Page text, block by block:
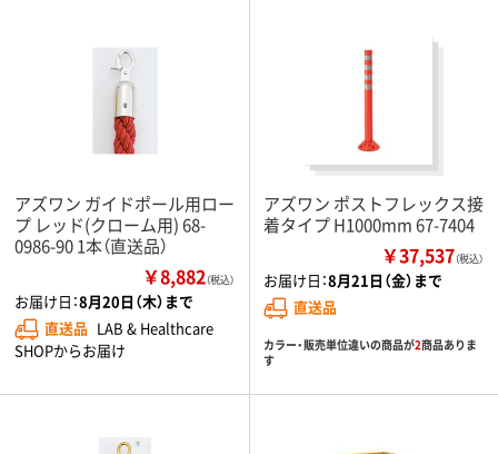
アズワン ガイドポール用ロー
プ レッド(クローム用) 68-
0986-90 1本（直送品）
￥8,882（税込）
お届け日：8月20日（木）まで
直送品 LAB & Healthcare
SHOPからお届け
アズワン ポストフレックス接
着タイプ H1000mm 67-7404
￥37,537（税込）
お届け日：8月21日（金）まで
直送品
カラー・販売単位違いの商品が2商品ありま
す